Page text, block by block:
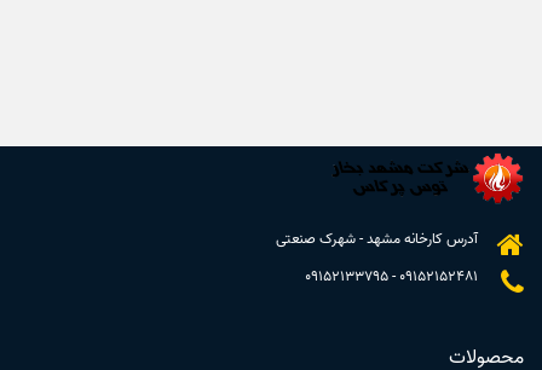
آدرس کارخانه مشهد - شهرک صنعتی
09152152481
-
09152133795
محصولات